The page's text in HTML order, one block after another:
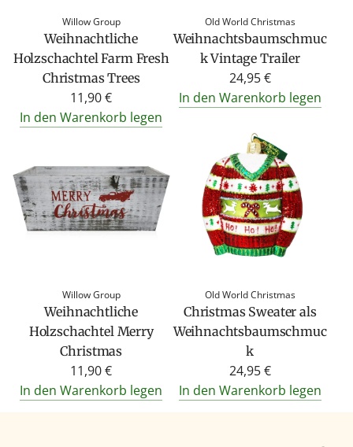
Willow Group
Weihnachtliche
Holzschachtel Farm Fresh
Christmas Trees
11,90 €
In den Warenkorb legen
Old World Christmas
Weihnachtsbaumschmuc
k Vintage Trailer
24,95 €
In den Warenkorb legen
Willow Group
Weihnachtliche
Holzschachtel Merry
Christmas
11,90 €
In den Warenkorb legen
Old World Christmas
Christmas Sweater als
Weihnachtsbaumschmuc
k
24,95 €
In den Warenkorb legen